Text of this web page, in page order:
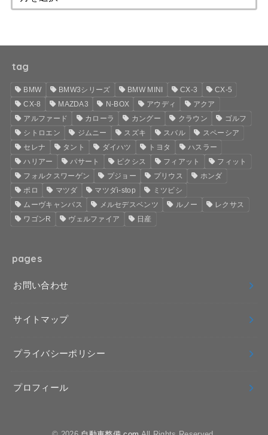
tag
BMW BMW3シリーズ BMW MINI CX-3
CX-5
CX-8
MAZDA3 N-BOX アウディ
アクア
アルファード
カローラ カングー クラウン
ゴルフ
シトロエン
ジムニー スズキ スバル
スペーシア
セレナ
タント ダイハツ トヨタ
ハスラー
ハリアー
パサート ピクシス フィアット
フィット
フォルクスワーゲン
プジョー プリウス
ホンダ
ポロ
マツダ マツダi-stop
ミツビシ
ムーヴキャンバス
メルセデスベンツ ルノー
レクサス
ワゴンR
ヴェルファイア 日産
pages
お問い合わせ
サイトマップ
プライバシーポリシー
プロフィール